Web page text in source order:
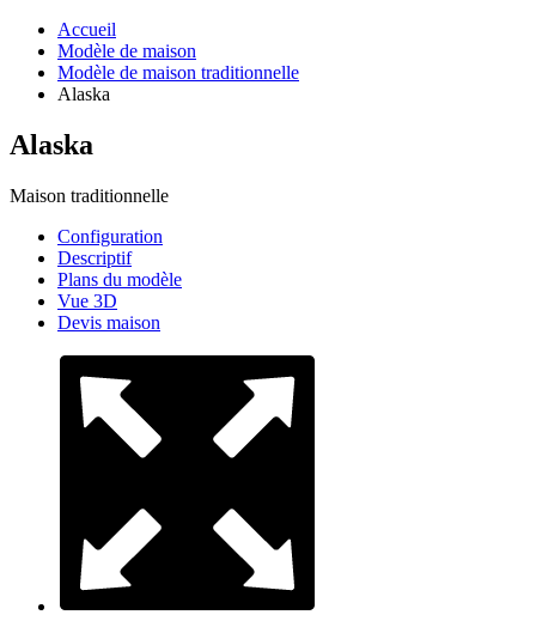
Accueil
Modèle de maison
Modèle de maison traditionnelle
Alaska
Alaska
Maison traditionnelle
Configuration
Descriptif
Plans du modèle
Vue 3D
Devis maison